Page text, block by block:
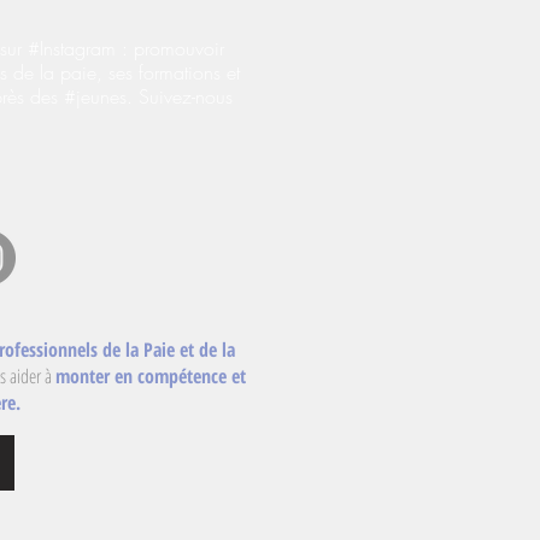
de la Paie et de la
aider à monter en compétence et